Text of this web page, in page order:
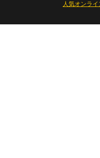
人気オンラ